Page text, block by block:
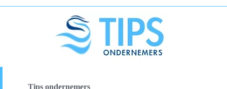
Tips ondernemers